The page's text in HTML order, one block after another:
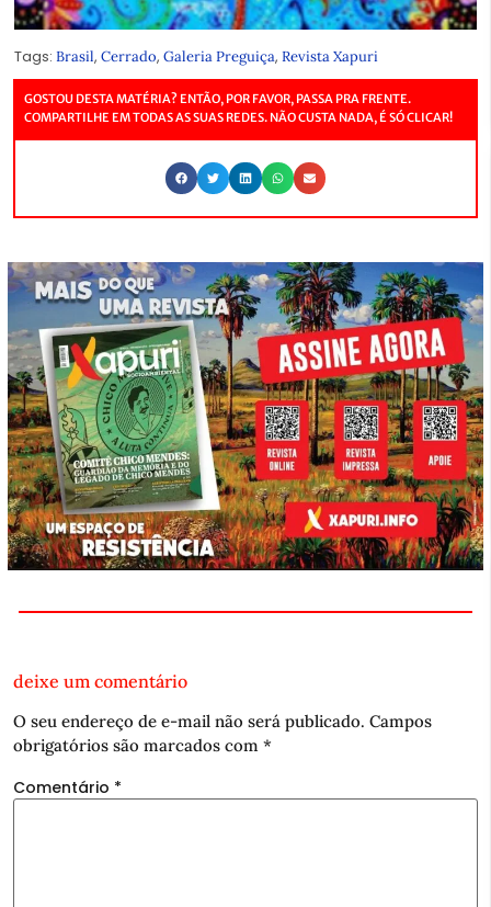
Tags: Brasil, Cerrado, Galeria Preguiça, Revista Xapuri
GOSTOU DESTA MATÉRIA? ENTÃO, POR FAVOR, PASSA PRA FRENTE.
COMPARTILHE EM TODAS AS SUAS REDES. NÃO CUSTA NADA, É SÓ CLICAR!
deixe um comentário
O seu endereço de e-mail não será publicado. Campos
obrigatórios são marcados com *
Comentário *